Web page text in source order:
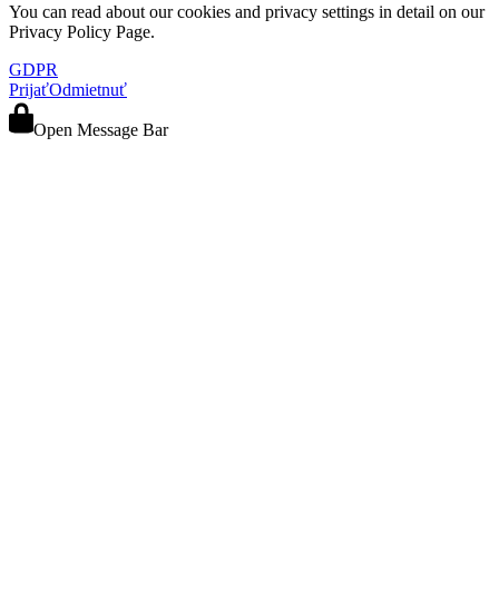
You can read about our cookies and privacy settings in detail on our
Privacy Policy Page.
GDPR
PrijaťOdmietnuť
Open Message Bar